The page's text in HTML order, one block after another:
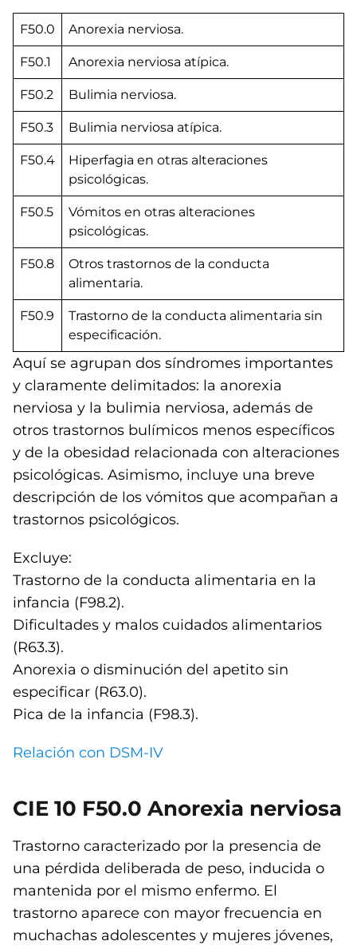
F50.0 Anorexia nerviosa.
F50.1 Anorexia nerviosa atípica.
F50.2 Bulimia nerviosa.
F50.3 Bulimia nerviosa atípica.
F50.4
Hiperfagia en otras alteraciones
psicológicas.
F50.5
Vómitos en otras alteraciones
psicológicas.
F50.8
Otros trastornos de la conducta
alimentaria.
F50.9
Trastorno de la conducta alimentaria sin
especificación.
Aquí se agrupan dos síndromes importantes
y claramente delimitados: la anorexia
nerviosa y la bulimia nerviosa, además de
otros trastornos bulímicos menos específicos
y de la obesidad relacionada con alteraciones
psicológicas. Asimismo, incluye una breve
descripción de los vómitos que acompañan a
trastornos psicológicos.
Excluye:
Trastorno de la conducta alimentaria en la
infancia (F98.2).
Dificultades y malos cuidados alimentarios
(R63.3).
Anorexia o disminución del apetito sin
especificar (R63.0).
Pica de la infancia (F98.3).
Relación con DSM-IV
CIE 10 F50.0 Anorexia nerviosa
Trastorno caracterizado por la presencia de
una pérdida deliberada de peso, inducida o
mantenida por el mismo enfermo. El
trastorno aparece con mayor frecuencia en
muchachas adolescentes y mujeres jóvenes,